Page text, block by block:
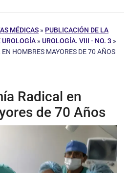
MÉDICAS » PUBLICACIÓN DE LA
UROLOGÍA » UROLOGÍA. VIII - NO. 3 »
HOMBRES MAYORES DE 70 AÑOS
Radical en
de 70 Años